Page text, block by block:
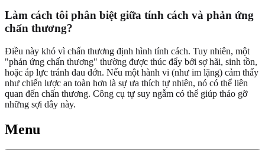
Làm cách tôi phân biệt giữa tính cách và phản ứng
chấn thương?
Điều này khó vì chấn thương định hình tính cách. Tuy nhiên, một
"phản ứng chấn thương" thường được thúc đẩy bởi sợ hãi, sinh tồn,
hoặc áp lực tránh đau đớn. Nếu một hành vi (như im lặng) cảm thấy
như chiến lược an toàn hơn là sự ưa thích tự nhiên, nó có thể liên
quan đến chấn thương. Công cụ tự suy ngẫm có thể giúp tháo gỡ
những sợi dây này.
Menu